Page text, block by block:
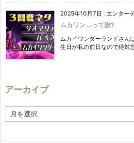
2025年10月7日 : エンター
ムカワン …って誰?
ムカイワンダーランドさん
生日が私の前日なので絶対
アーカイブ
ー